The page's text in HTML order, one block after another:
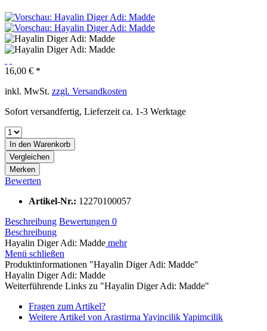
16,00 € *
inkl. MwSt. zzgl. Versandkosten
Sofort versandfertig, Lieferzeit ca. 1-3 Werktage
In den Warenkorb
Vergleichen
Merken
Bewerten
Artikel-Nr.: 12270100057
Beschreibung Bewertungen 0
Beschreibung
Hayalin Diger Adi: Madde mehr
Menü schließen
Produktinformationen "Hayalin Diger Adi: Madde"
Hayalin Diger Adi: Madde
Weiterführende Links zu "Hayalin Diger Adi: Madde"
Fragen zum Artikel?
Weitere Artikel von Arastirma Yayincilik Yapimcilik